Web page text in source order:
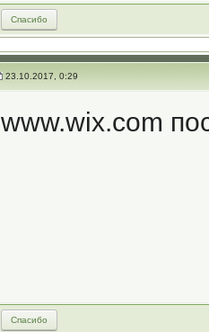
Спасибо
23.10.2017, 0:29
www.wix.com
Спасибо